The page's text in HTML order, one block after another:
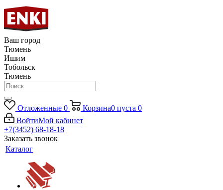
Ваш город
Тюмень
Ишим
Тобольск
Тюмень
Отложенные 0 Корзина0 пуста 0
ВойтиМой кабинет
+7(3452) 68-18-18
Заказать звонок
Каталог